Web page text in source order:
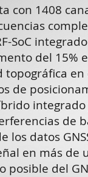
con 1408
SoC
del
topográfica
de
de
los datos
en más de
del